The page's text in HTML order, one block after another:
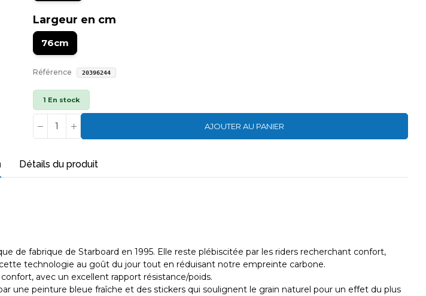
Largeur en cm
76cm
Référence 20396244
1 En stock
AJOUTER AU PANIER
Détails du produit
de fabrique de Starboard en 1995. Elle reste plébiscitée par les riders recherchant confort,
technologie au goût du jour tout en réduisant notre empreinte carbone.
avec un excellent rapport résistance/poids.
une peinture bleue fraîche et des stickers qui soulignent le grain naturel pour un effet du plus